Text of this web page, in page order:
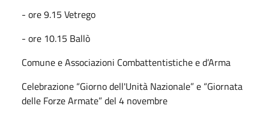
- ore 9.15 Vetrego
- ore 10.15 Ballò
Comune e Associazioni Combattentistiche e d’Arma
Celebrazione “Giorno dell'Unità Nazionale” e “Giornata
delle Forze Armate” del 4 novembre